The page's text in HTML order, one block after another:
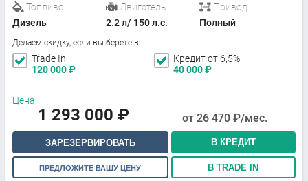
Топливо
Дизель
Двигатель
2.2 л/ 150 л.с.
Привод
Полный
Делаем скидку, если вы берете в:
Trade In
120 000₽
Кредит от 6,5%
40 000₽
Цена:
1 293 000 ₽ от 26 470 ₽/мес.
ЗАРЕЗЕРВИРОВАТЬ В КРЕДИТ
ПРЕДЛОЖИТЕ ВАШУ ЦЕНУ В TRADE IN